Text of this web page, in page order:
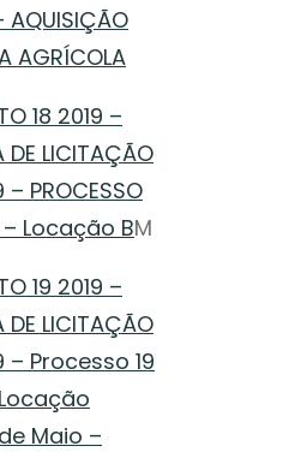
AQUISIÇÃO
AGRÍCOLA
18 2019 –
DE LICITAÇÃO
– PROCESSO
– Locação BM
19 2019 –
DE LICITAÇÃO
– Processo 19
Maio –